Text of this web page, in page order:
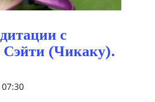
с
Сэйти (Чикаку).
07:30